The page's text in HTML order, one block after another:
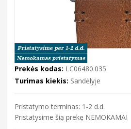
Prekės kodas: LC06480.035
Turimas kiekis: Sandėlyje
Pristatymo terminas: 1-2 d.d.
Pristatysime šią prekę NEMOKAMAI